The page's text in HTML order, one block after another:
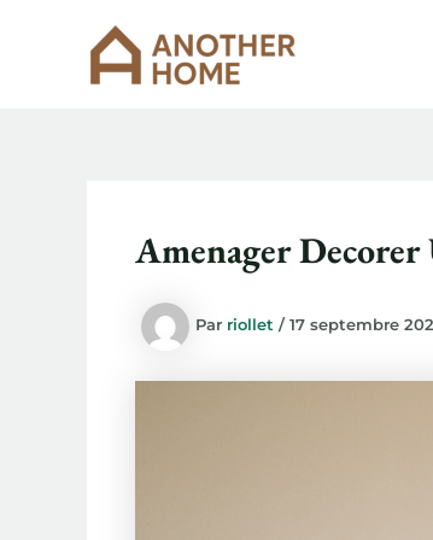
Amenager
Par riollet /17 septembre